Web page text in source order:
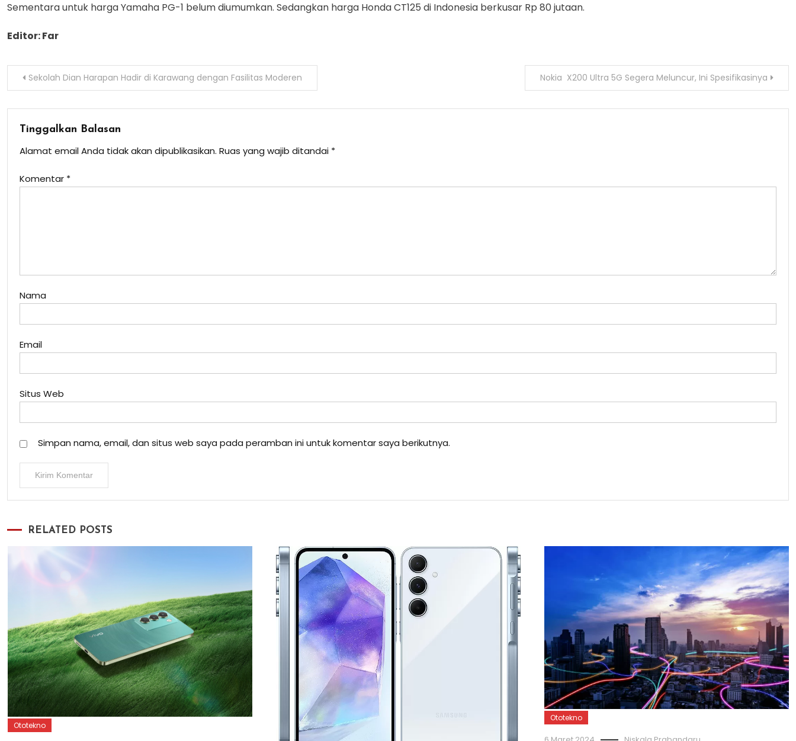
Sementara untuk harga Yamaha PG-1 belum diumumkan. Sedangkan harga Honda CT125 di Indonesia berkusar Rp 80 jutaan.
Editor: Far
Navigasi
Sekolah Dian Harapan Hadir di Karawang dengan Fasilitas Moderen Nokia X200 Ultra 5G Segera Meluncur, Ini Spesifikasinya
Tinggalkan Balasan
Alamat email Anda tidak akan dipublikasikan. Ruas yang wajib ditandai *
Komentar *
Nama
Email
Situs Web
Simpan nama, email, dan situs web saya pada peramban ini untuk komentar saya berikutnya.
RELATED POSTS
Ototekno
Ototekno